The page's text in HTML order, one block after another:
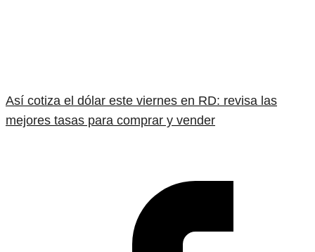
Así cotiza el dólar este viernes en RD: revisa las
mejores tasas para comprar y vender